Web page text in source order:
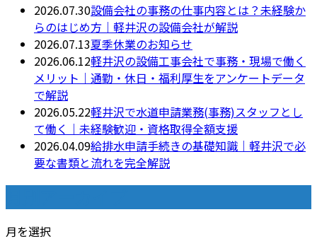
2026.07.30設備会社の事務の仕事内容とは？未経験か
らのはじめ方｜軽井沢の設備会社が解説
2026.07.13夏季休業のお知らせ
2026.06.12軽井沢の設備工事会社で事務・現場で働く
メリット｜通勤・休日・福利厚生をアンケートデータ
で解説
2026.05.22軽井沢で水道申請業務(事務)スタッフとし
て働く｜未経験歓迎・資格取得全額支援
2026.04.09給排水申請手続きの基礎知識｜軽井沢で必
要な書類と流れを完全解説
月を選択